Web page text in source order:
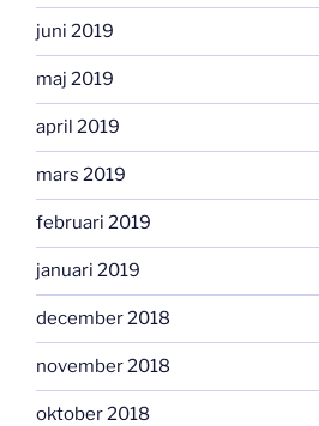
juni 2019
maj 2019
april 2019
mars 2019
februari 2019
januari 2019
december 2018
november 2018
oktober 2018